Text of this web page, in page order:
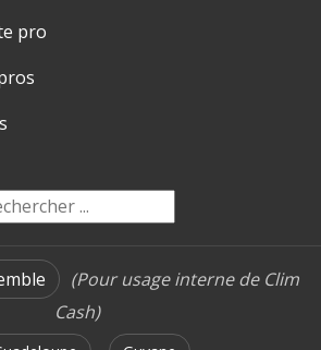
pro
(Pour usage interne de Clim
Cash)